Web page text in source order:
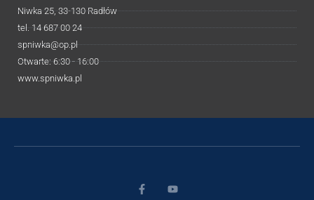
Niwka 25, 33-130 Radłów
tel. 14 687 00 24
spniwka@op.pl
Otwarte: 6:30 - 16:00
www.spniwka.pl